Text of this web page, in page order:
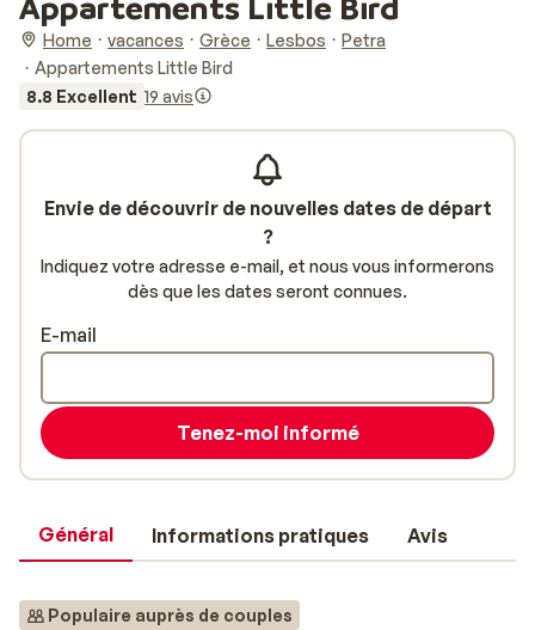
Home vacances Grèce Lesbos
Petra
Appartements Little Bird
8.8 Excellent 19 avis
Général Informations pratiques Avis
Populaire auprès de couples
Envie de découvrir de nouvelles dates de départ
?
Indiquez votre adresse e-mail, et nous vous informerons
dès que les dates seront connues.
E-mail
Tenez-moi informé